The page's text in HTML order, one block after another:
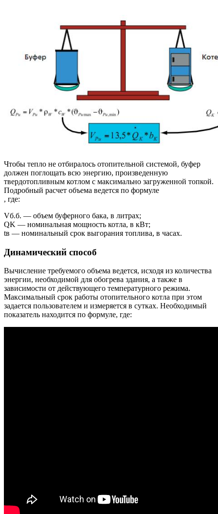
Чтобы тепло не отбиралось отопительной системой, буфер
должен поглощать всю энергию, произведенную
твердотопливным котлом с максимально загруженной топкой.
Подробный расчет объема ведется по формуле
, где:
Vб.б. — объем буферного бака, в литрах;
QK — номинальная мощность котла, в кВт;
tв — номинальный срок выгорания топлива, в часах.
Динамический способ
Вычисление требуемого объема ведется, исходя из количества
энергии, необходимой для обогрева здания, а также в
зависимости от действующего температурного режима.
Максимальный срок работы отопительного котла при этом
задается пользователем и измеряется в сутках. Необходимый
показатель находится по формуле, где: